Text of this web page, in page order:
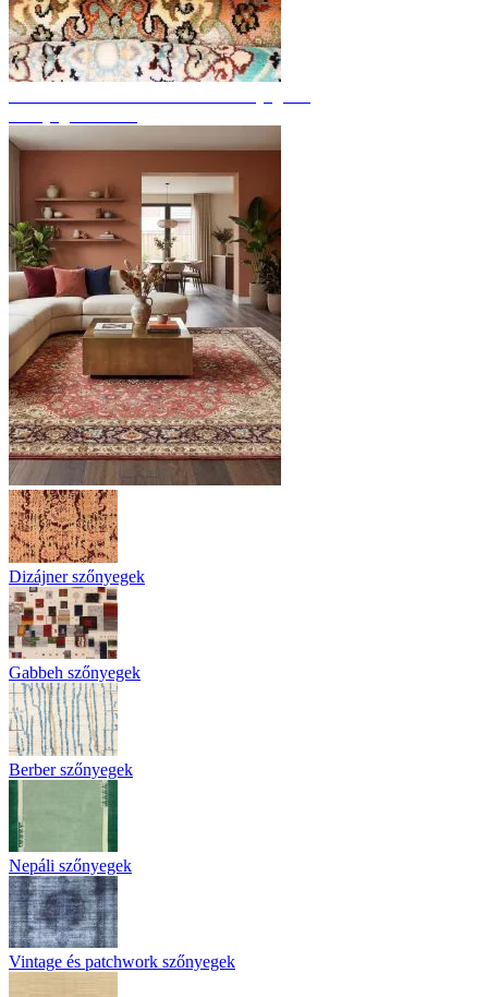
Dizájner szőnyegek
Gabbeh szőnyegek
Berber szőnyegek
Nepáli szőnyegek
Vintage és patchwork szőnyegek